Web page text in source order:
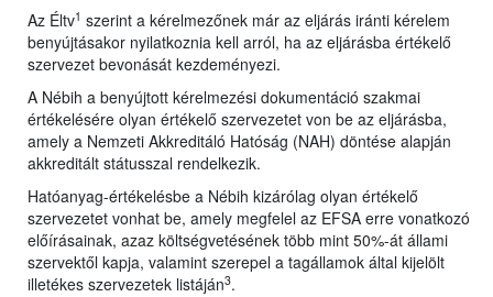
Az Éltv1 szerint a kérelmezőnek már az eljárás iránti kérelem
benyújtásakor nyilatkoznia kell arról, ha az eljárásba értékelő
szervezet bevonását kezdeményezi.
A Nébih a benyújtott kérelmezési dokumentáció szakmai
értékelésére olyan értékelő szervezetet von be az eljárásba,
amely a Nemzeti Akkreditáló Hatóság (NAH) döntése alapján
akkreditált státusszal rendelkezik.
Hatóanyag-értékelésbe a Nébih kizárólag olyan értékelő
szervezetet vonhat be, amely megfelel az EFSA erre vonatkozó
előírásainak, azaz költségvetésének több mint 50%-át állami
szervektől kapja, valamint szerepel a tagállamok által kijelölt
illetékes szervezetek listáján3.